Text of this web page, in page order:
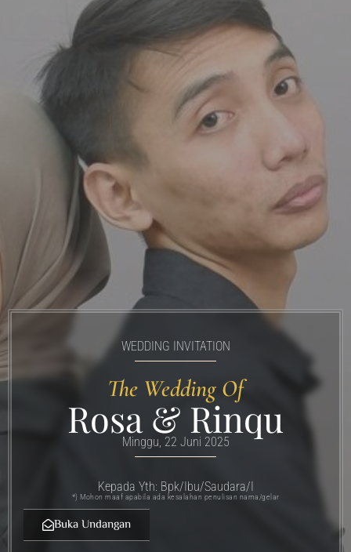
WEDDING INVITATION
The Wedding Of
Rosa & Rinqu
Minggu, 22 Juni 2025
Kepada Yth: Bpk/Ibu/Saudara/I
*) Mohon maaf apabila ada kesalahan penulisan nama/gelar
Buka Undangan